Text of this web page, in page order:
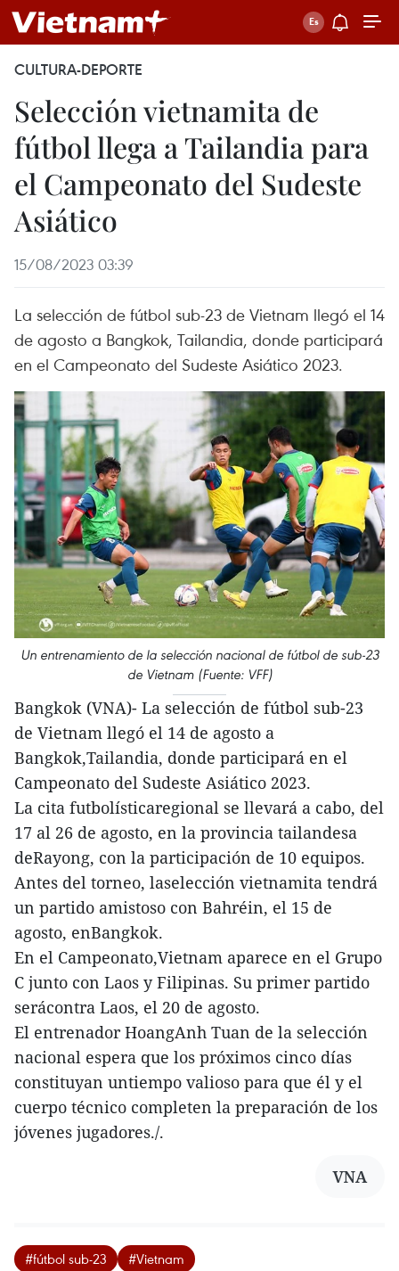
CULTURA-DEPORTE
Selección vietnamita de
fútbol llega a Tailandia para
el Campeonato del Sudeste
Asiático
15/08/2023 03:39
La selección de fútbol sub-23 de Vietnam llegó el 14
de agosto a Bangkok, Tailandia, donde participará
en el Campeonato del Sudeste Asiático 2023.
Un entrenamiento de la selección nacional de fútbol de sub-23
de Vietnam (Fuente: VFF)
Bangkok (VNA)- La selección de fútbol sub-23
de Vietnam llegó el 14 de agosto a
Bangkok,Tailandia, donde participará en el
Campeonato del Sudeste Asiático 2023.
La cita futbolísticaregional se llevará a cabo, del
17 al 26 de agosto, en la provincia tailandesa
deRayong, con la participación de 10 equipos.
Antes del torneo, laselección vietnamita tendrá
un partido amistoso con Bahréin, el 15 de
agosto, enBangkok.
En el Campeonato,Vietnam aparece en el Grupo
C junto con Laos y Filipinas. Su primer partido
serácontra Laos, el 20 de agosto.
El entrenador HoangAnh Tuan de la selección
nacional espera que los próximos cinco días
constituyan untiempo valioso para que él y el
cuerpo técnico completen la preparación de los
jóvenes jugadores./.
VNA
#fútbol sub-23 #Vietnam